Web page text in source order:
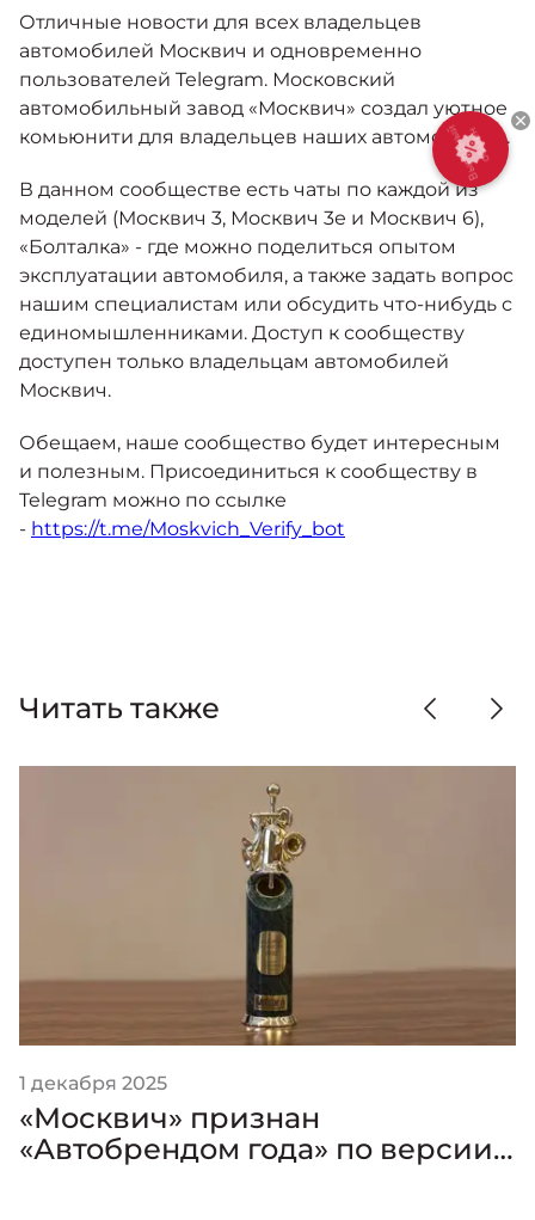
Яркий динамичный седан
от 2 237 000 ₽*
управлением (РУ)
Кроссовер, создающий равные
возможности
от 2 069 000 ₽*
Москвич 8
Практичный семиместный
Кредитные программы
Калькулятор трейд-ин
Страховые программы
Моторное масло
СЕРВИСНЫЕ АКЦИИ
АКСЕССУАРЫ
Отличные новости для всех владельцев
автомобилей Москвич и одновременно
пользователей Telegram. Московский
автомобильный завод «Москвич» создал уютное
комьюнити для владельцев наших автомобилей.
В данном сообществе есть чаты по каждой из
моделей (Москвич 3, Москвич 3е и Москвич 6),
«Болталка» - где можно поделиться опытом
эксплуатации автомобиля, а также задать вопрос
нашим специалистам или обсудить что-нибудь с
единомышленниками. Доступ к сообществу
доступен только владельцам автомобилей
Москвич.
Обещаем, наше сообщество будет интересным
и полезным. Присоединиться к сообществу в
Telegram можно по ссылке
- https://t.me/Moskvich_Verify_bot
Читать также
1 декабря 2025
«Москвич» признан
«Автобрендом года» по версии
Выгодный
обмен